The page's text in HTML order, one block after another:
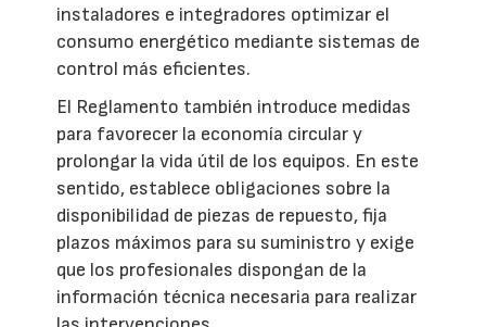
instaladores e integradores optimizar el
consumo energético mediante sistemas de
control más eficientes.
El Reglamento también introduce medidas
para favorecer la economía circular y
prolongar la vida útil de los equipos. En este
sentido, establece obligaciones sobre la
disponibilidad de piezas de repuesto, fija
plazos máximos para su suministro y exige
que los profesionales dispongan de la
información técnica necesaria para realizar